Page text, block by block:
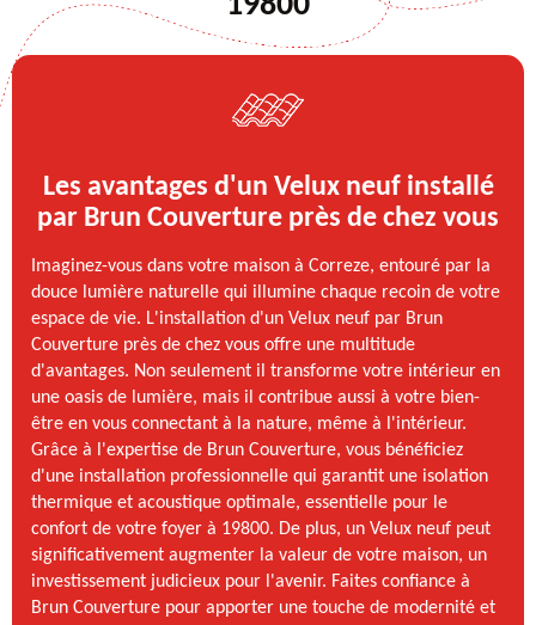
Les avantages d'un Velux neuf installé
par Brun Couverture près de chez vous
Imaginez-vous dans votre maison à Correze, entouré par la
douce lumière naturelle qui illumine chaque recoin de votre
espace de vie. L'installation d'un Velux neuf par Brun
Couverture près de chez vous offre une multitude
d'avantages. Non seulement il transforme votre intérieur en
une oasis de lumière, mais il contribue aussi à votre bien-
être en vous connectant à la nature, même à l'intérieur.
Grâce à l'expertise de Brun Couverture, vous bénéficiez
d'une installation professionnelle qui garantit une isolation
thermique et acoustique optimale, essentielle pour le
confort de votre foyer à 19800. De plus, un Velux neuf peut
significativement augmenter la valeur de votre maison, un
investissement judicieux pour l'avenir. Faites confiance à
Brun Couverture pour apporter une touche de modernité et